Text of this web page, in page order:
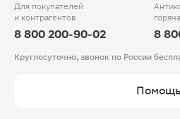
Для покупателей
и контрагентов
8 800 200-90-02 8
Круглосуточно, звонок по России
Помощь